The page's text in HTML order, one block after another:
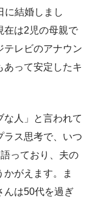
に結婚しまし
在は2児の母親で
テレビのアナウン
あって安定したキ
な人」と言われて
ラス思考で、いつ
っており、夫の
がえます。ま
んは50代を過ぎ